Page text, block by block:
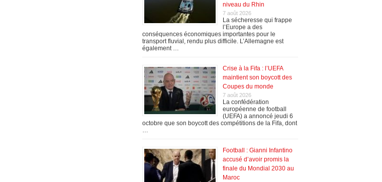
niveau du Rhin
7 août 2026
La sécheresse qui frappe
l’Europe a des
conséquences économiques importantes pour le
transport fluvial, rendu plus difficile. L’Allemagne est
également …
Crise à la Fifa : l’UEFA
maintient son boycott des
Coupes du monde
7 août 2026
La confédération
européenne de football
(UEFA) a annoncé jeudi 6
octobre que son boycott des compétitions de la Fifa, dont
Football : Gianni Infantino
accusé d’avoir promis la
finale du Mondial 2030 au
Maroc